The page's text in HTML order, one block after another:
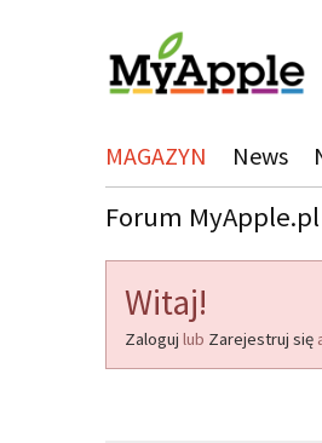
MAGAZYN News
Forum MyApple.pl
Witaj!
Zaloguj lub Zarejestruj się